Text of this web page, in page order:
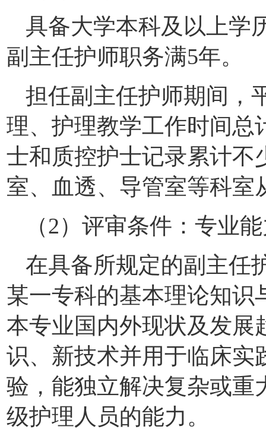
具备大学本科及以上学
副主任护师职务满5年。
担任副主任护师期间，
理、护理教学工作时间总
士和质控护士记录累计不
室、血透、导管室等科室
（2）评审条件：专业
在具备所规定的副主任
某一专科的基本理论知识
本专业国内外现状及发展
识、新技术并用于临床实
验，能独立解决复杂或重
级护理人员的能力。